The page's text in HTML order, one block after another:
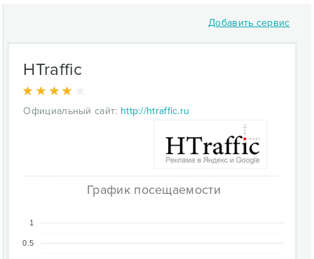
Добавить сервис
HTraffic
Официальный сайт: http://htraffic.ru
График посещаемости
0.5
1